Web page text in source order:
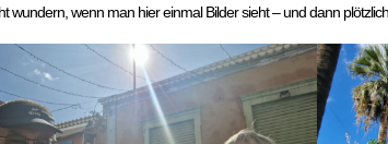
wenn man hier einmal Bilder sieht – und dann